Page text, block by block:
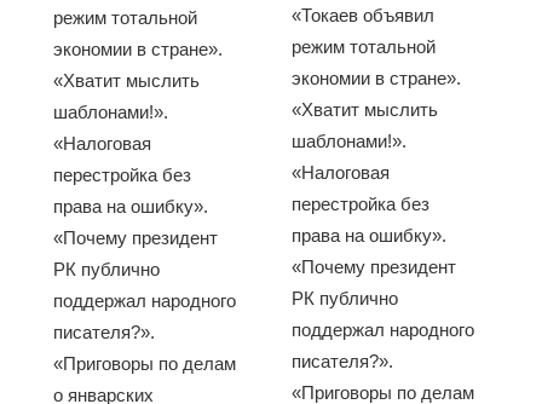
режим тотальной
экономии в стране».
«Хватит мыслить
шаблонами!».
«Налоговая
перестройка без
права на ошибку».
«Почему президент
РК публично
поддержал народного
писателя?».
«Приговоры по делам
о январских
«Токаев объявил
режим тотальной
экономии в стране».
«Хватит мыслить
шаблонами!».
«Налоговая
перестройка без
права на ошибку».
«Почему президент
РК публично
поддержал народного
писателя?».
«Приговоры по делам